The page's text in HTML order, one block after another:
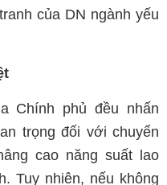
của DN ngành yếu
Chính phủ đều nhấn
trọng đối với chuyển
cao năng suất lao
Tuy nhiên, nếu không